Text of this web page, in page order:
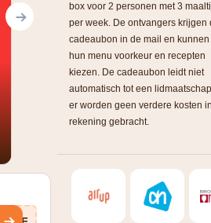
box voor 2 personen met 3
per week. De ontvangers krijgen
cadeaubon in de mail en kunnen
hun menu voorkeur en recepten
kiezen. De cadeaubon leidt niet
automatisch tot een
er worden geen verdere kosten in
rekening gebracht.